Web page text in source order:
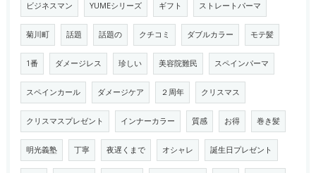
ビジネスマン YUMEシリーズ ギフト ストレートパーマ
菊川町 話題 話題の クチコミ ダブルカラー モテ髪
1番 ダメージレス 珍しい 美容院難民 スペインパーマ
スペインカール ダメージケア ２周年 クリスマス
クリスマスプレゼント インナーカラー 質感 お得 巻き髪
明光義塾 丁寧 夜遅くまで オシャレ 誕生日プレゼント